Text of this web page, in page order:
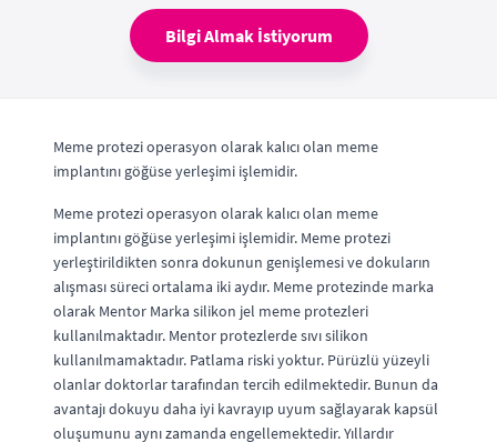
Bilgi Almak İstiyorum
Meme protezi operasyon olarak kalıcı olan meme
implantını göğüse yerleşimi işlemidir.
Meme protezi operasyon olarak kalıcı olan meme
implantını göğüse yerleşimi işlemidir. Meme protezi
yerleştirildikten sonra dokunun genişlemesi ve dokuların
alışması süreci ortalama iki aydır. Meme protezinde marka
olarak Mentor Marka silikon jel meme protezleri
kullanılmaktadır. Mentor protezlerde sıvı silikon
kullanılmamaktadır. Patlama riski yoktur. Pürüzlü yüzeyli
olanlar doktorlar tarafından tercih edilmektedir. Bunun da
avantajı dokuyu daha iyi kavrayıp uyum sağlayarak kapsül
oluşumunu aynı zamanda engellemektedir. Yıllardır